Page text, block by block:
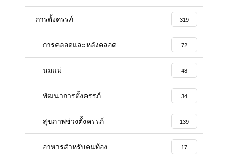
การตั้งครรภ์ 319
การคลอดและหลังคลอด 72
นมแม่ 48
พัฒนาการตั้งครรภ์ 34
สุขภาพช่วงตั้งครรภ์ 139
อาหารสําหรับคนท้อง 17